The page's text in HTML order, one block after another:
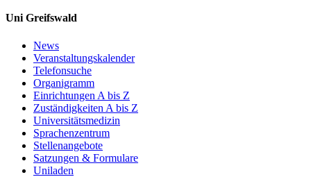
Uni Greifswald
News
Veranstaltungskalender
Telefonsuche
Organigramm
Einrichtungen A bis Z
Zuständigkeiten A bis Z
Universitätsmedizin
Sprachenzentrum
Stellenangebote
Satzungen & Formulare
Uniladen